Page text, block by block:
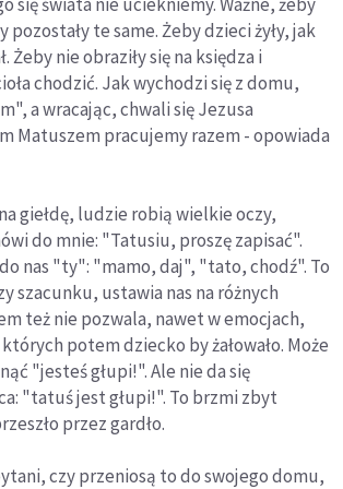
pozostały te same. Żeby dzieci żyły, jak
Żeby nie obraziły się na księdza i
chodzić. Jak wychodzi się z domu,
a wracając, chwali się Jezusa
Matuszem pracujemy razem - opowiada
giełdę, ludzie robią wielkie oczy,
do mnie: "Tatusiu, proszę zapisać".
nas "ty": "mamo, daj", "tato, chodź". To
szacunku, ustawia nas na różnych
też nie pozwala, nawet w emocjach,
potem dziecko by żałowało. Może
"jesteś głupi!". Ale nie da się
"tatuś jest głupi!". To brzmi zbyt
przez gardło.
czy przeniosą to do swojego domu,